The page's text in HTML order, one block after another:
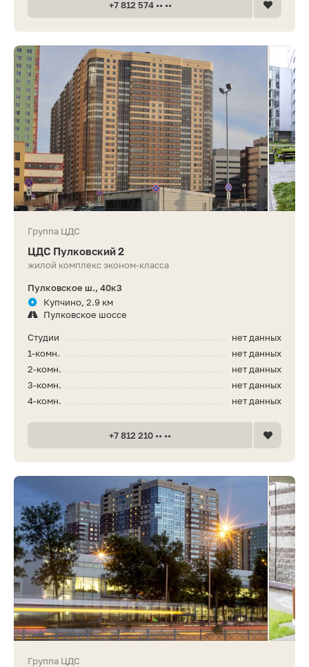
+7 812 574 •• ••
Группа ЦДС
ЦДС Пулковский 2
жилой комплекс эконом-класса
Пулковское ш., 40к3
Купчино, 2.9 км
Пулковское шоссе
нет данных
Студии
нет данных
1-комн.
нет данных
2-комн.
нет данных
3-комн.
нет данных
4-комн.
+7 812 210 •• ••
Группа ЦДС